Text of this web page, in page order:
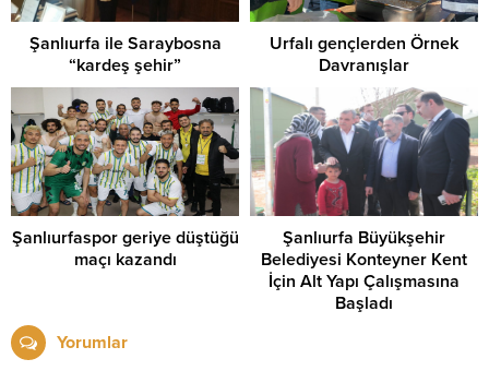
Şanlıurfa ile Saraybosna
“kardeş şehir”
Urfalı gençlerden Örnek
Davranışlar
Şanlıurfaspor geriye düştüğü
maçı kazandı
Şanlıurfa Büyükşehir
Belediyesi Konteyner Kent
İçin Alt Yapı Çalışmasına
Başladı
Yorumlar